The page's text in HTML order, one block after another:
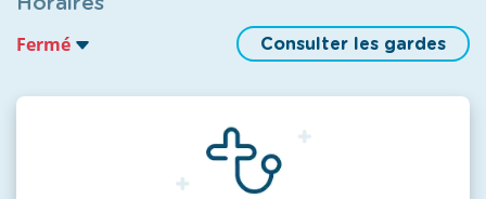
Fermé Consulter les gardes